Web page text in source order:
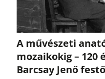
A művészeti
mozaikokig – 120
Barcsay Jenő